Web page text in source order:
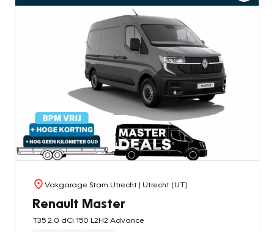
Vakgarage Stam Utrecht| Utrecht (UT)
Renault Master
T35 2.0 dCi 150 L2H2 Advance